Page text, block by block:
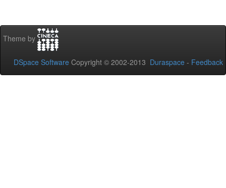
Theme by
DSpace Software Copyright © 2002-2013 Duraspace - Feedback